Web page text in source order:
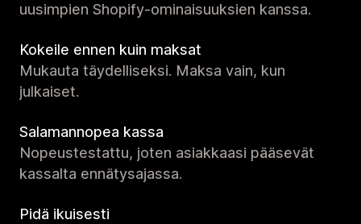
uusimpien Shopify-ominaisuuksien kanssa.
Kokeile ennen kuin maksat
Mukauta täydelliseksi. Maksa vain, kun
julkaiset.
Salamannopea kassa
Nopeustestattu, joten asiakkaasi pääsevät
kassalta ennätysajassa.
Pidä ikuisesti